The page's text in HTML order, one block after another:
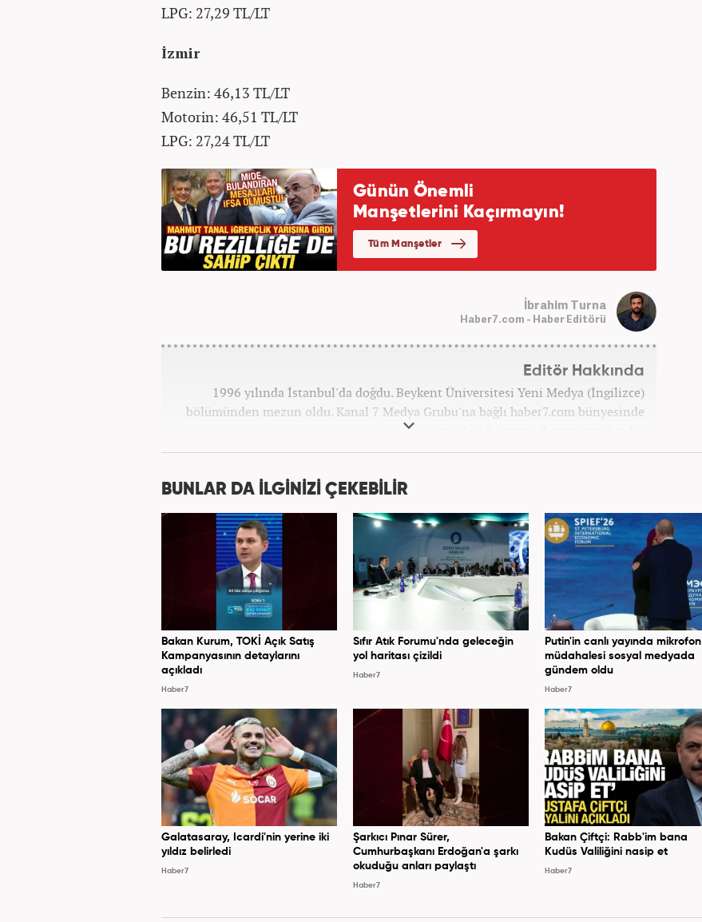
LPG: 27,29 TL/LT
İzmir
Benzin: 46,13 TL/LT
Motorin: 46,51 TL/LT
LPG: 27,24 TL/LT
İbrahim Turna
Haber7.com - Haber Editörü
Editör Hakkında
1996 yılında İstanbul'da doğdu. Beykent Üniversitesi Yeni Medya (İngilizce)
bölümünden mezun oldu. Kanal 7 Medya Grubu'na bağlı haber7.com bünyesinde
BUNLAR DA İLGİNİZİ ÇEKEBİLİR
Bakan Kurum, TOKİ Açık Satış
Kampanyasının detaylarını
açıkladı
Haber7
Sıfır Atık Forumu'nda geleceğin
yol haritası çizildi
Haber7
Putin'in canlı yayında mikrofon
müdahalesi sosyal medyada
gündem oldu
Haber7
Galatasaray, Icardi'nin yerine iki
yıldız belirledi
Haber7
Şarkıcı Pınar Sürer,
Cumhurbaşkanı Erdoğan'a şarkı
okuduğu anları paylaştı
Haber7
Bakan Çiftçi: Rabb'im bana
Kudüs Valiliğini nasip et
Haber7